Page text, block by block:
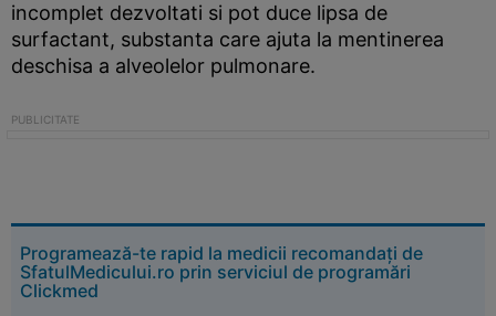
incomplet dezvoltati si pot duce lipsa de
surfactant, substanta care ajuta la mentinerea
deschisa a alveolelor pulmonare.
Programează-te rapid la medicii recomandați de
SfatulMedicului.ro prin serviciul de programări
Clickmed